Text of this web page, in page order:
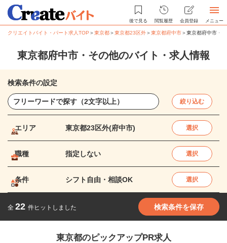
後で見る 閲覧履歴 会員登録 メニュー
クリエイトバイト・パート求人TOP ＞東京都＞東京都23区外＞東京都府中市＞東京都府中市・
東京都府中市・その他のバイト・求人情報
検索条件の設定
絞り込む
エリア 東京都23区外(府中市) 選択
職種 指定しない 選択
条件 シフト自由・相談OK 選択
全 22 件ヒットしました 検索条件を保存
東京都のピックアップPR求人